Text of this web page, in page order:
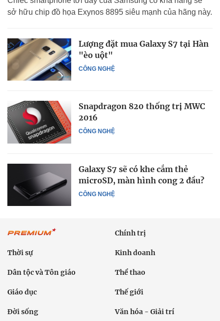
sở hữu chip đồ họa Exynos 8895 siêu mạnh của hãng này.
CÔNG NGHỆ
Lượng đặt mua Galaxy S7 tại Hàn
"èo uột"
CÔNG NGHỆ
Snapdragon 820 thống trị MWC
2016
CÔNG NGHỆ
Galaxy S7 sẽ có khe cắm thẻ
microSD, màn hình cong 2 đầu?
Chính trị
Thời sự Kinh doanh
Dân tộc và Tôn giáo Thể thao
Giáo dục Thế giới
Đời sống Văn hóa - Giải trí